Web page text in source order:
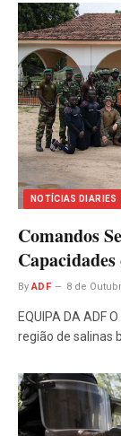
NOTÍCIAS DIARIES
Comandos
By ADF 8 de
EQUIPA DA ADF
região de salinas